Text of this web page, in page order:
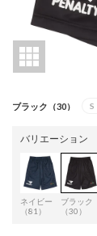
ブラック（30） S
バリエーション
ネイビー
（81）
ブラック
（30）